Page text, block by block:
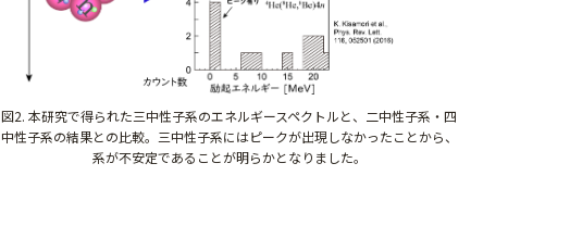
図2. 本研究で得られた三中性子系のエネルギースペクトルと、二中性子系・四
中性子系の結果との比較。三中性子系にはピークが出現しなかったことから、
系が不安定であることが明らかとなりました。